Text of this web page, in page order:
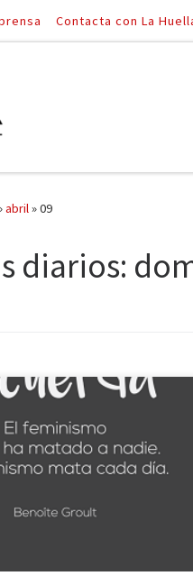
Contacta con La
abril»09
diarios:
siendo algo “tabú”. Aun en
gran parte de la población piensa
es defender la superioridad de la
Con el objetivo de hacer
nació […]